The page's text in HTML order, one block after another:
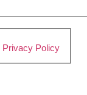
Privacy Policy